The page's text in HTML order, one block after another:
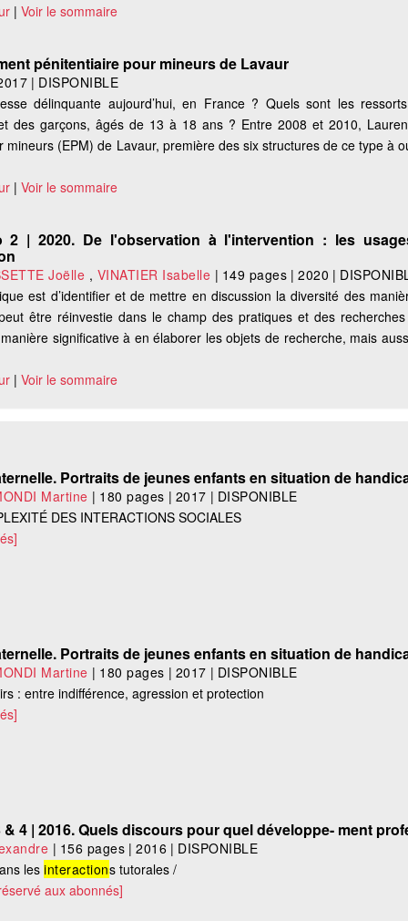
|Voir le sommaire
pénitentiaire pour mineurs de Lavaur
| DISPONIBLE
délinquante aujourd’hui, en France ? Quels sont les
des garçons, âgés de 13 à 18 ans ? Entre 2008 et 2010,
mineurs (EPM) de Lavaur, première des six structures de ce type à
|Voir le sommaire
2 | 2020. De l'observation à l'intervention : les
Joëlle , VINATIER Isabelle | 149 pages |2020 |
est d’identifier et de mettre en discussion la diversité des
être réinvestie dans le champ des pratiques et des
significative à en élaborer les objets de recherche, mais
|Voir le sommaire
Portraits de jeunes enfants en situation de
Martine | 180 pages | 2017 | DISPONIBLE
DES INTERACTIONS SOCIALES
Portraits de jeunes enfants en situation de
Martine | 180 pages | 2017 | DISPONIBLE
: entre indifférence, agression et protection
4 | 2016. Quels discours pour quel développe- ment
| 156 pages |2016 | DISPONIBLE
lesinteractions tutorales /
aux abonnés]